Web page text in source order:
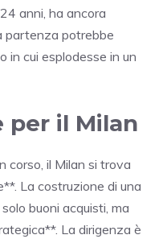
anni, ha ancora
partenza potrebbe
in cui esplodesse in un
per il Milan
corso, il Milan si trova
La costruzione di una
buoni acquisti, ma
La dirigenza è